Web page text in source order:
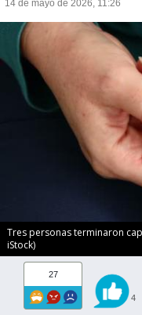
14 de mayo de 2026, 11:26
Tres personas terminaron
iStock)
27
4